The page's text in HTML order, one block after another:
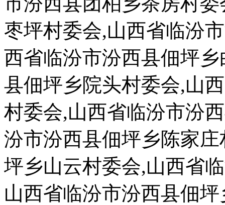
枣坪村委会,山西省临汾
西省临汾市汾西县佃坪
县佃坪乡院头村委会,山
村委会,山西省临汾市汾
汾市汾西县佃坪乡陈家
坪乡山云村委会,山西省
山西省临汾市汾西县佃